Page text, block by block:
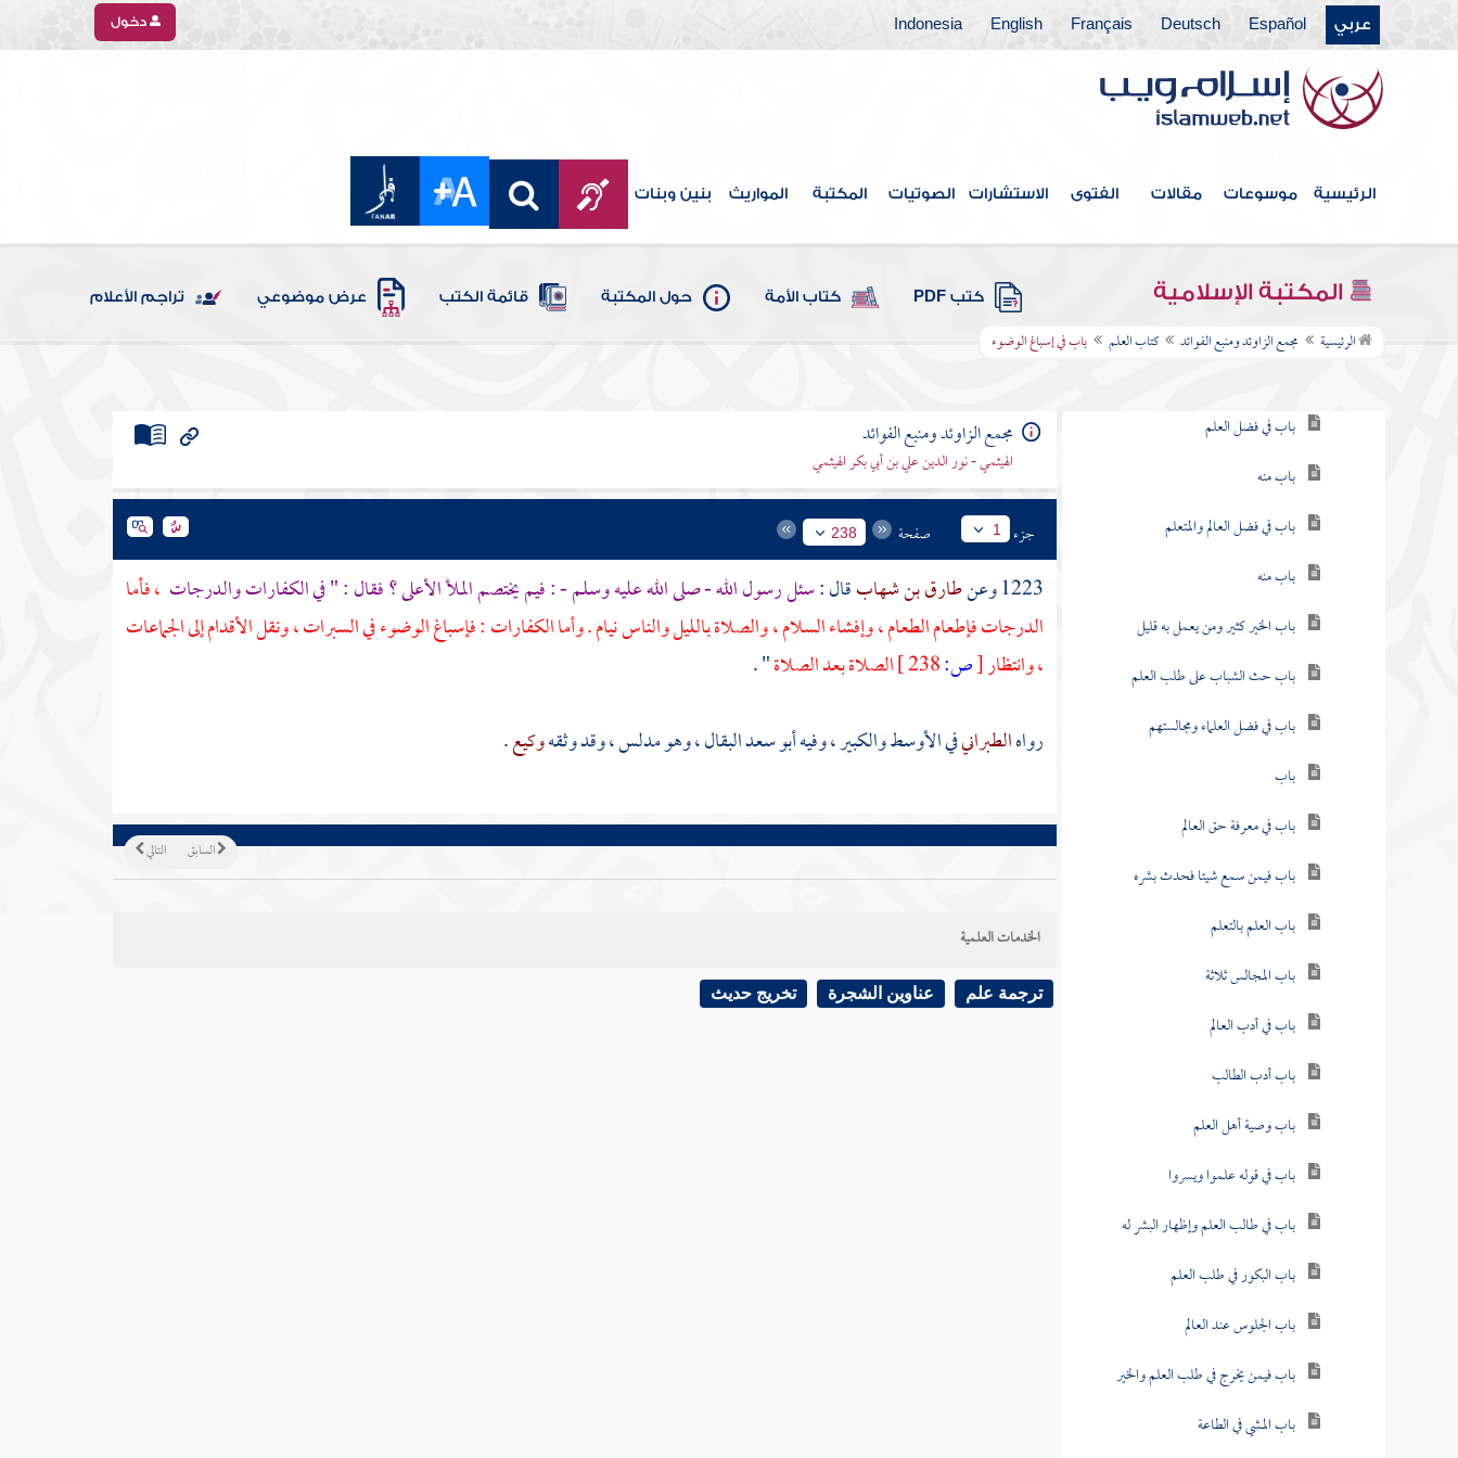
عربي Español
Deutsch
Français
English
Indonesia دخول
الرئيسية موسوعات مقالات الفتوى الاستشارات الصوتيات المكتبة المواريث بنين وبنات
المكتبة الإسلامية كتب PDF كتاب الأمة حول المكتبة قائمة الكتب عرض موضوعي تراجم الأعلام
الرئيسية مجمع الزاوئد ومنبع الفوائد كتاب العلم باب في إسباغ الوضوء
فهرس الكتاب
خطبة الكتاب
كتاب الإيمان
كتاب العلم
باب في فضل العلم
باب منه
باب في فضل العالم والمتعلم
باب منه
باب الخير كثير ومن يعمل به قليل
باب حث الشباب على طلب العلم
باب في فضل العلماء ومجالستهم
باب
باب في معرفة حق العالم
باب فيمن سمع شيئا فحدث بشره
باب العلم بالتعلم
باب المجالس ثلاثة
باب في أدب العالم
باب أدب الطالب
باب وصية أهل العلم
باب في قوله علموا ويسروا
باب في طالب العلم وإظهار البشر له
باب البكور في طلب العلم
باب الجلوس عند العالم
باب فيمن يخرج في طلب العلم والخير
باب المشي في الطاعة
مجمع الزاوئد ومنبع الفوائد
الهيثمي - نور الدين علي بن أبي بكر الهيثمي
جزء 1 صفحة 238
1223 وعن طارق بن شهابقال :سئل رسول الله - صلى الله عليه وسلم - : فيم يختصم الملأ الأعلى ؟ فقال : " في الكفارات والدرجات ، فأما
الدرجات فإطعام الطعام ، وإفشاء السلام ، والصلاة بالليل والناس نيام . وأما الكفارات : فإسباغ الوضوء في السبرات ، ونقل الأقدام إلى الجماعات
، وانتظار[ص: الصلاة بعد الصلاة" .
رواهالطبرانيفي الأوسط والكبير ، وفيهأبو سعد البقال، وهو مدلس ، وقد وثقهوكيع.
التالي السابق
الخدمات العلمية
ترجمة علم عناوين الشجرة تخريج حديث